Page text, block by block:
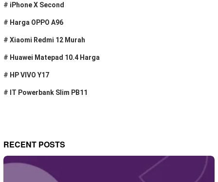
# iPhone X Second
# Harga OPPO A96
# Xiaomi Redmi 12 Murah
# Huawei Matepad 10.4 Harga
# HP VIVO Y17
# IT Powerbank Slim PB11
RECENT POSTS